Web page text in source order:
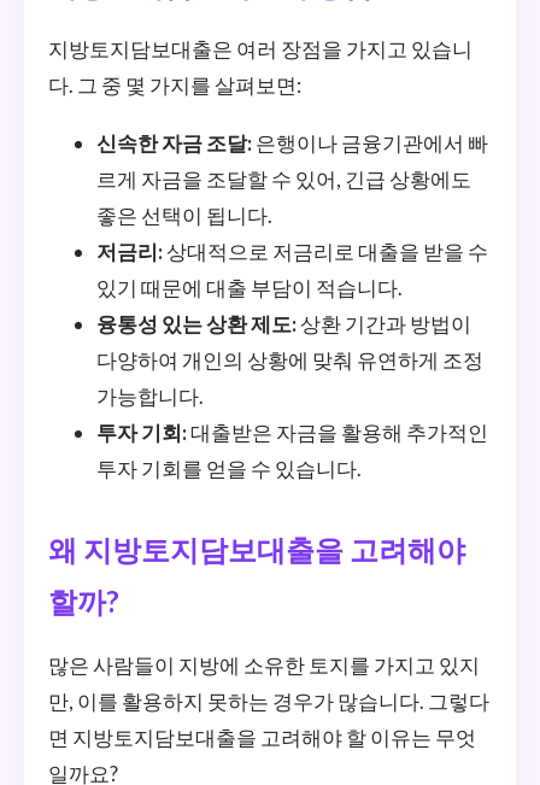
지방토지담보대출은 여러 장점을 가지고 있습니
다. 그 중 몇 가지를 살펴보면:
신속한 자금 조달: 은행이나 금융기관에서 빠
르게 자금을 조달할 수 있어, 긴급 상황에도
좋은 선택이 됩니다.
저금리: 상대적으로 저금리로 대출을 받을 수
있기 때문에 대출 부담이 적습니다.
융통성 있는 상환 제도: 상환 기간과 방법이
다양하여 개인의 상황에 맞춰 유연하게 조정
가능합니다.
투자 기회:대출받은 자금을 활용해 추가적인
투자 기회를 얻을 수 있습니다.
왜 지방토지담보대출을 고려해야
할까?
많은 사람들이 지방에 소유한 토지를 가지고 있지
만, 이를 활용하지 못하는 경우가 많습니다. 그렇다
면 지방토지담보대출을 고려해야 할 이유는 무엇
일까요?